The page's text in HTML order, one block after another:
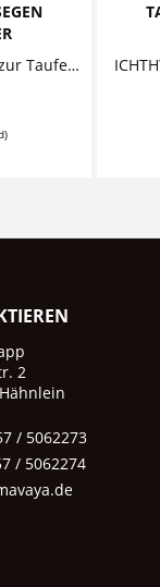
GOTTES SEGEN Silberarmband zur Taufe Dieses entzückende Namensarmband zur Taufe aus 925 Sterling Silber besteht aus zwei runden Anhängern. Der eine...
2
/ 5062273
/ 5062274